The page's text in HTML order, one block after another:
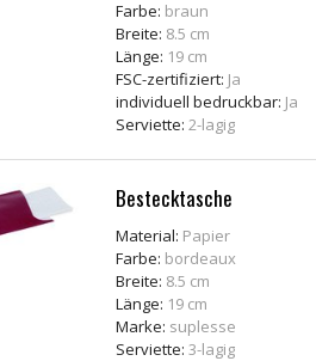
Farbe: braun
Breite: 8.5 cm
Länge: 19 cm
FSC-zertifiziert: Ja
individuell bedruckbar: Ja
Serviette: 2-lagig
Bestecktasche
Material: Papier
Farbe: bordeaux
Breite: 8.5 cm
Länge: 19 cm
Marke: suplesse
Serviette: 3-lagig